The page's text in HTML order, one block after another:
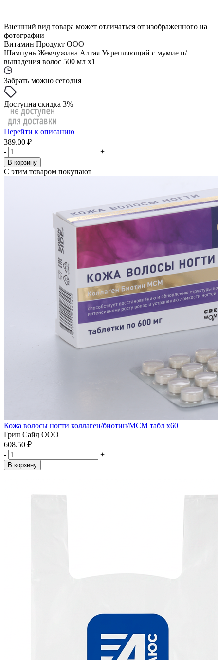
Внешний вид товара может отличаться от изображенного на
фотографии
Витамин Продукт ООО
Шампунь Жемчужина Алтая Укрепляющий с мумие п/
выпадения волос 500 мл x1
Забрать можно сегодня
Доступна скидка 3%
Перейти к описанию
389.00 ₽
-
+
В корзину
С этим товаром покупают
Кожа волосы ногти коллаген/биотин/MCM табл x60
Грин Сайд ООО
608.50 ₽
-
+
В корзину